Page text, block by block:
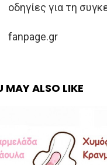
οδηγίες για τη
fanpage.gr
MAY ALSO LIKE